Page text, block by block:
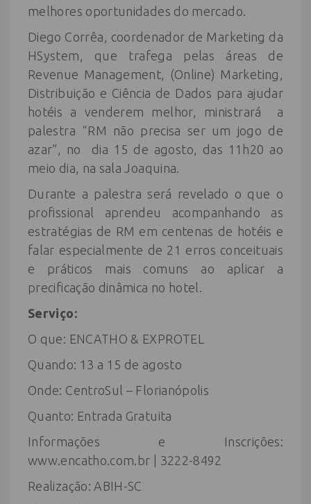
melhores oportunidades do mercado.
Diego Corrêa, coordenador de Marketing da
HSystem, que trafega pelas áreas de
Revenue Management, (Online) Marketing,
Distribuição e Ciência de Dados para ajudar
hotéis a venderem melhor, ministrará a
palestra “RM não precisa ser um jogo de
azar”, no dia 15 de agosto, das 11h20 ao
meio dia, na sala Joaquina.
Durante a palestra será revelado o que o
profissional aprendeu acompanhando as
estratégias de RM em centenas de hotéis e
falar especialmente de 21 erros conceituais
e práticos mais comuns ao aplicar a
precificação dinâmica no hotel.
Serviço:
O que: ENCATHO & EXPROTEL
Quando: 13 a 15 de agosto
Onde: CentroSul – Florianópolis
Quanto: Entrada Gratuita
Informações e Inscrições:
www.encatho.com.br | 3222-8492
Realização: ABIH-SC